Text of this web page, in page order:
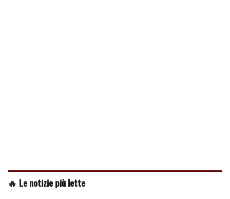
🔥 Le notizie più lette